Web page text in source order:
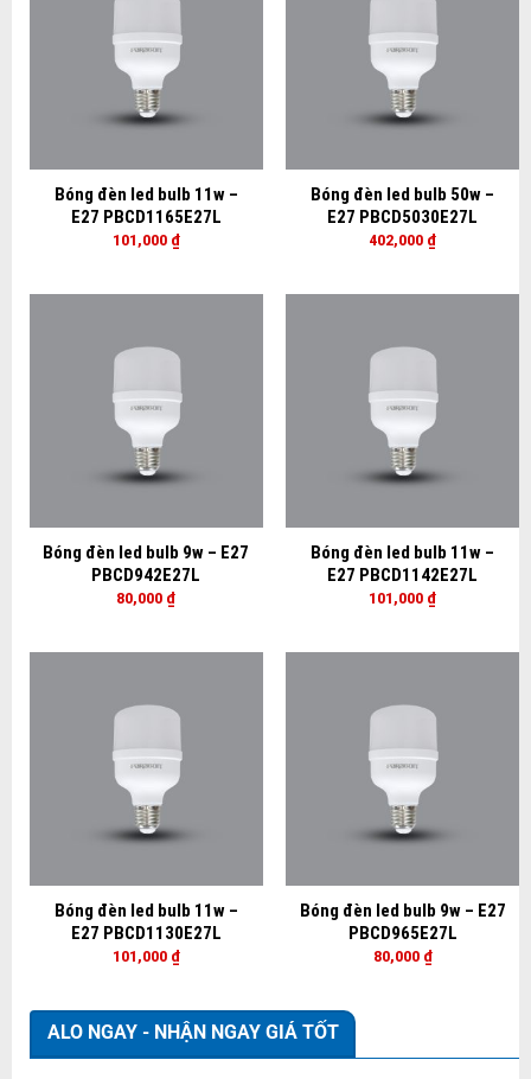
Bóng đèn led bulb 11w –
E27 PBCD1165E27L
101,000 ₫
Bóng đèn led bulb 50w –
E27 PBCD5030E27L
402,000 ₫
Bóng đèn led bulb 9w – E27
PBCD942E27L
80,000 ₫
Bóng đèn led bulb 11w –
E27 PBCD1142E27L
101,000 ₫
Bóng đèn led bulb 11w –
E27 PBCD1130E27L
101,000 ₫
Bóng đèn led bulb 9w – E27
PBCD965E27L
80,000 ₫
ALO NGAY - NHẬN NGAY GIÁ TỐT